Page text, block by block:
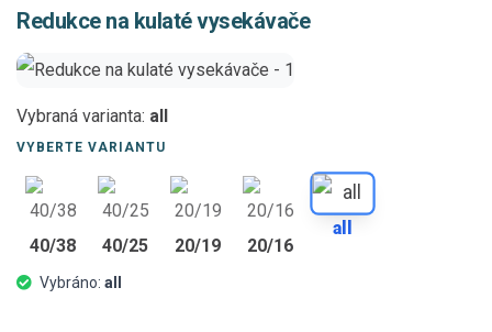
Redukce na kulaté vysekávače
Vybraná varianta: all
VYBERTE VARIANTU
40/38 40/25 20/19 20/16
all
Vybráno: all